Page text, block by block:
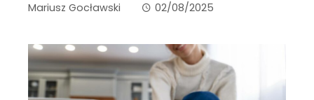
Mariusz Gocławski 02/08/2025